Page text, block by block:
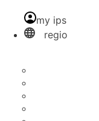
my ips
regio